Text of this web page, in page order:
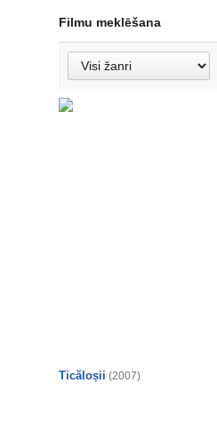
Filmu meklēšana
Ticăloșii (2007)